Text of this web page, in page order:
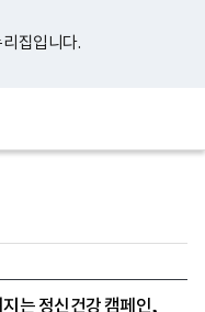
집입니다.
검
지는 정신건강 캠페인,